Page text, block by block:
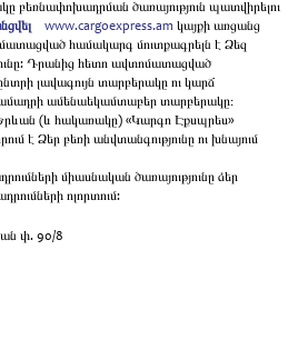
բեռնափոխադրման ծառայություն պատվիրելու
www.cargoexpress.am կայքի առցանց
համակարգ մուտքագրելն է Ձեզ
Դրանից հետո ավտոմատացված
լավագույն տարբերակը ու կարճ
ամենաեկամտաբեր տարբերակը։
(և հակառակը) «Կարգո Էքսպրես»
է Ձեր բեռի անվտանգությունը ու խնայում
միասնական ծառայությունը ձեր
ոլորտում:
փ. 90/8